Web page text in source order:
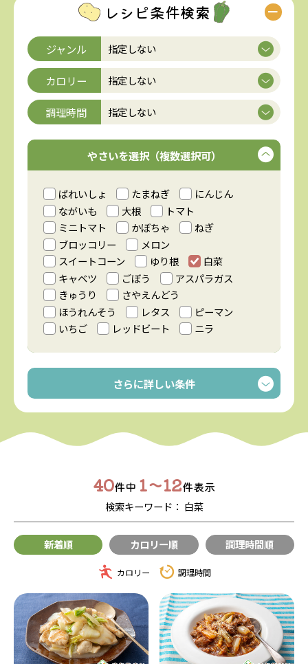
レシピ条件検索
ジャンル
カロリー
調理時間
やさいを選択（複数選択可）
ばれいしょ たまねぎ
にんじん
ながいも
大根
トマト
ミニトマト
かぼちゃ
ねぎ
ブロッコリー
メロン
スイートコーン
ゆり根
白菜
キャベツ
ごぼう
アスパラガス
きゅうり
さやえんどう
ほうれんそう
レタス
ピーマン
いちご
レッドビート ニラ
さらに詳しい条件
40件中 1〜12件表示
検索キーワード： 白菜
新着順 カロリー順 調理時間順
カロリー 調理時間